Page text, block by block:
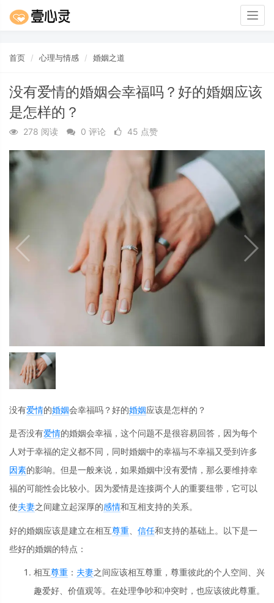
首页 心理与情感 婚姻之道
没有爱情的婚姻会幸福吗？好的婚姻应该
是怎样的？
278 阅读 0 评论 45 点赞
没有爱情的婚姻会幸福吗？好的婚姻应该是怎样的？
是否没有爱情的婚姻会幸福，这个问题不是很容易回答，因为每个
人对于幸福的定义都不同，同时婚姻中的幸福与不幸福又受到许多
因素的影响。但是一般来说，如果婚姻中没有爱情，那么要维持幸
福的可能性会比较小。因为爱情是连接两个人的重要纽带，它可以
使夫妻之间建立起深厚的感情和互相支持的关系。
好的婚姻应该是建立在相互尊重 信任和支持的基础上。以下是一
些好的婚姻的特点：
相互尊重 ： 夫妻之间应该相互尊重，尊重彼此的个人空间、兴
趣爱好、价值观等。在处理争吵和冲突时，也应该彼此尊重。